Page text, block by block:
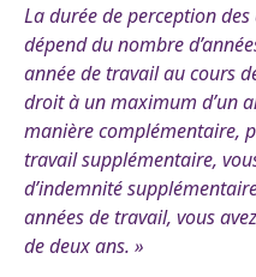
La durée de perception
dépend du nombre
année de travail au cours
droit à un maximum d’un
manière complémentaire,
travail supplémentaire,
d’indemnité
années de travail, vous
de deux ans. »